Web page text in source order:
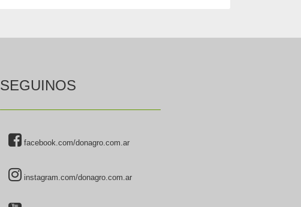
SEGUINOS
facebook.com/donagro.com.ar
instagram.com/donagro.com.ar